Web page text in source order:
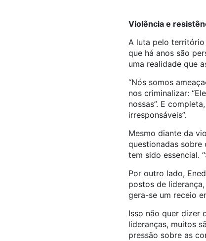
Violência e
A luta pelo território
que há anos são
uma realidade que
“Nós somos
nos criminalizar:
nossas”. E
irresponsáveis”.
Mesmo diante da
questionadas sobre
tem sido essencial.
Por outro lado,
postos de
gera-se um receio
Isso não quer dizer
lideranças, muitos
pressão sobre as